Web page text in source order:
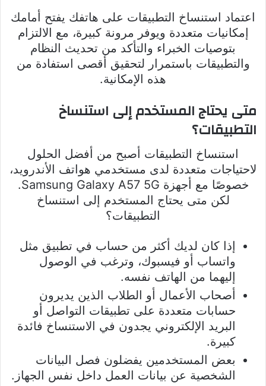
اعتماد استنساخ التطبيقات على هاتفك يفتح أمامك
إمكانيات متعددة ويوفر مرونة كبيرة، مع الالتزام
بتوصيات الخبراء والتأكد من تحديث النظام
والتطبيقات باستمرار لتحقيق أقصى استفادة من
هذه الإمكانية.
متى يحتاج المستخدم إلى استنساخ
التطبيقات؟
استنساخ التطبيقات أصبح من أفضل الحلول
لاحتياجات متعددة لدى مستخدمي هواتف الأندرويد،
خصوصًا مع أجهزة Samsung Galaxy A57 5G.
لكن متى يحتاج المستخدم إلى استنساخ
التطبيقات؟
إذا كان لديك أكثر من حساب في تطبيق مثل
واتساب أو فيسبوك، وترغب في الوصول
إليهما من الهاتف نفسه.
أصحاب الأعمال أو الطلاب الذين يديرون
حسابات متعددة على تطبيقات التواصل أو
البريد الإلكتروني يجدون في الاستنساخ فائدة
كبيرة.
بعض المستخدمين يفضلون فصل البيانات
الشخصية عن بيانات العمل داخل نفس الجهاز.